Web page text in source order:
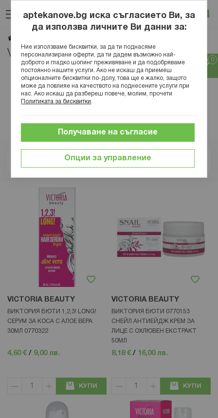
към
съдържанието
Вход
VICTORIA BEAUTY
Позиция
VICTORIA BEAUTY
ВИКТОРИЯ БЮТИ 1,2,3! LONG!
СЕРУМ ЗА КОСА С АЛОЕ ВЕРА
30МЛ 0770322
4,60 € / 9,00 лв.
КУПИ
VICTORIA BEAUTY
ВИКТОРИЯ БЮТИ 0770153
СНЕЙЛ АНТИЕЙДЖ КРЕМ ЗА
ЛИЦЕ С ОХЛЮВЕН ЕКСТРАКТ
50МЛ
8,18 € / 16,00 лв.
КУПИ
aptekanove.bg иска съгласието Ви, за
да използва личните Ви данни за:
Ние използваме бисквитки, за да ти поднасяме
персонализирани оферти, да ти дадем възможно най-
доброто и гладко шопинг преживяване и да подобряваме
постоянно нашите услуги. Ако не искаш да приемеш
опционалните бисквитки по-долу, това ще е жалко, защото
може да повлияе на качеството на поднесените услуги при
нас. Ако искаш да разбереш повече, молим, прочети
Политиката за бисквитки
Опции за управление
Получаване на съгласие